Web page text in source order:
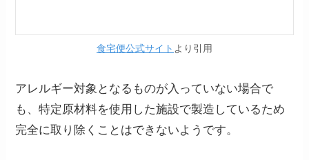
食宅便公式サイト より引用
アレルギー対象となるものが入っていない場合で
も、特定原材料を使用した施設で製造しているため
完全に取り除くことはできないようです。